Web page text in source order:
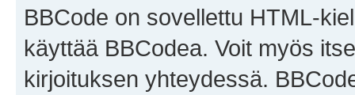
BBCode on sovellettu HTML-
käyttää BBCodea. Voit myös
kirjoituksen yhteydessä.